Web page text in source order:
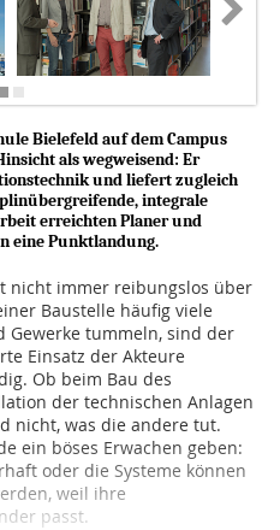
Bielefeld auf dem Campus
als wegweisend: Er
und liefert zugleich
integrale
erreichten Planer und
eine Punktlandung.
nicht immer reibungslos über
Baustelle häufig viele
Gewerke tummeln, sind der
Einsatz der Akteure
Ob beim Bau des
der technischen Anlagen
nicht, was die andere tut.
ein böses Erwachen geben:
oder die Systeme können
weil ihre
passt.